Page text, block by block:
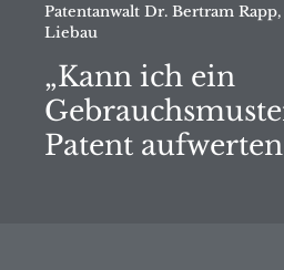
Patentanwalt Dr. Bertram
Liebau
„Kann ich ein
Patent